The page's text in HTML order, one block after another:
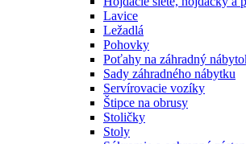
Lavice
Ležadlá
Pohovky
Poťahy na záhradný
Sady záhradného nábytku
Servírovacie vozíky
Štipce na obrusy
Stoličky
Stoly